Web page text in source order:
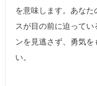
を意味します。あな
スが目の前に迫って
ンを見逃さず、勇気
い。